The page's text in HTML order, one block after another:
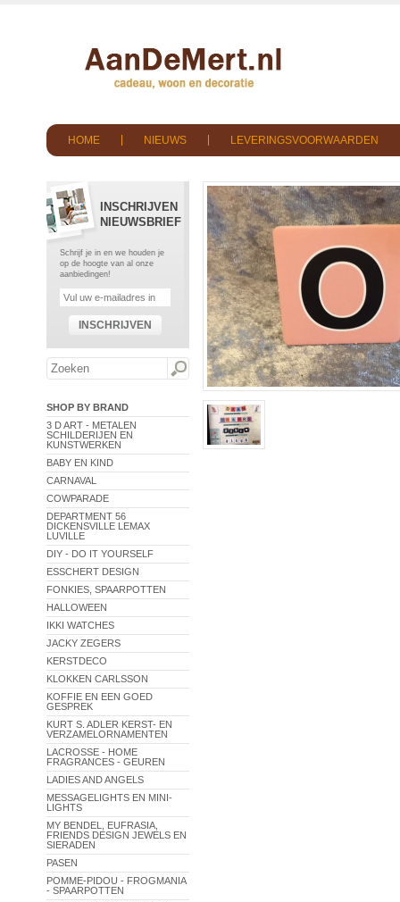
HOME NIEUWS LEVERINGSVOORWAARDEN
INSCHRIJVEN
NIEUWSBRIEF
Schrijf je in en we houden je
op de hoogte van al onze
aanbiedingen!
INSCHRIJVEN
SHOP BY BRAND
3 D ART - METALEN
SCHILDERIJEN EN
KUNSTWERKEN
BABY EN KIND
CARNAVAL
COWPARADE
DEPARTMENT 56
DICKENSVILLE LEMAX
LUVILLE
DIY - DO IT YOURSELF
ESSCHERT DESIGN
FONKIES, SPAARPOTTEN
HALLOWEEN
IKKI WATCHES
JACKY ZEGERS
KERSTDECO
KLOKKEN CARLSSON
KOFFIE EN EEN GOED
GESPREK
KURT S. ADLER KERST- EN
VERZAMELORNAMENTEN
LACROSSE - HOME
FRAGRANCES - GEUREN
LADIES AND ANGELS
MESSAGELIGHTS EN MINI-
LIGHTS
MY BENDEL, EUFRASIA,
FRIENDS DESIGN JEWELS EN
SIERADEN
PASEN
POMME-PIDOU - FROGMANIA
- SPAARPOTTEN